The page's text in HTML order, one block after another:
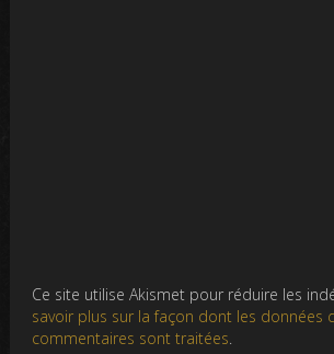
Ce site utilise Akismet pour réduire les
savoir plus sur la façon dont les données
commentaires sont traitées.